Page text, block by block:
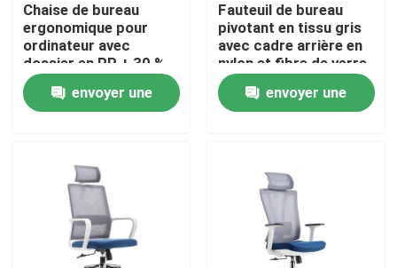
À la maison
À propos de nous
Visite de l'usine
Chaise de bureau
ergonomique pour
ordinateur avec
dossier en PP + 30 %
de fibre de verre,
hauteur réglable et
roue en nylon
envoyer une
Fauteuil de bureau
pivotant en tissu gris
avec cadre arrière en
nylon et fibre de verre,
coussin en mousse
moulée et roulettes
noires en PU
envoyer une